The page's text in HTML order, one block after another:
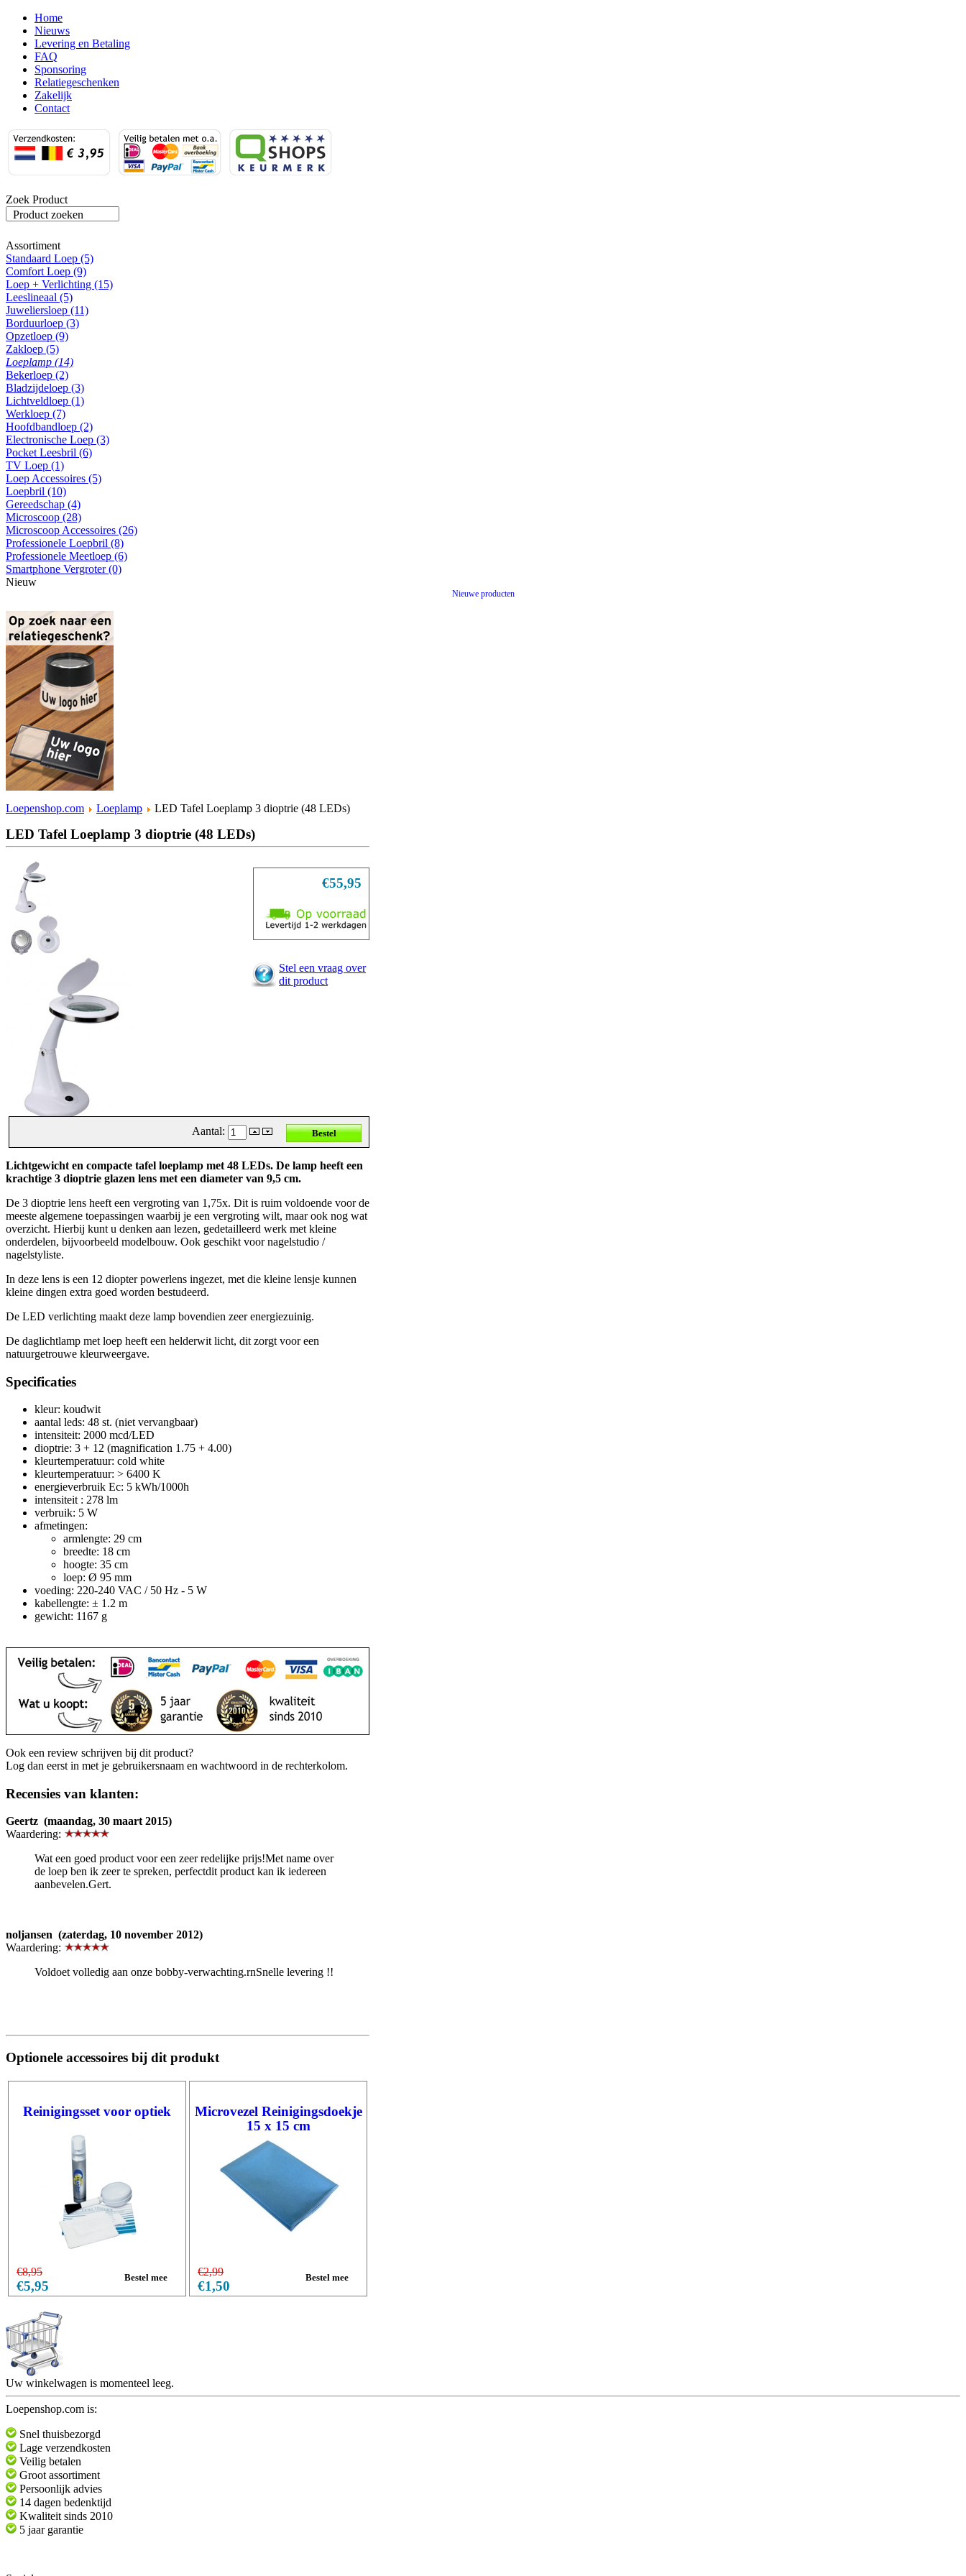
Home
Nieuws
Levering en Betaling
FAQ
Sponsoring
Relatiegeschenken
Zakelijk
Contact
Zoek Product
Product zoeken
Assortiment
Standaard Loep (5)
Comfort Loep (9)
Loep + Verlichting (15)
Leeslineaal (5)
Juweliersloep (11)
Borduurloep (3)
Opzetloep (9)
Zakloep (5)
Loeplamp (14)
Bekerloep (2)
Bladzijdeloep (3)
Lichtveldloep (1)
Werkloep (7)
Hoofdbandloep (2)
Electronische Loep (3)
Pocket Leesbril (6)
TV Loep (1)
Loep Accessoires (5)
Loepbril (10)
Gereedschap (4)
Microscoop (28)
Microscoop Accessoires (26)
Professionele Loepbril (8)
Professionele Meetloep (6)
Smartphone Vergroter (0)
Nieuw
Nieuwe producten
Loepenshop.com Loeplamp LED Tafel Loeplamp 3 dioptrie (48 LEDs)
LED Tafel Loeplamp 3 dioptrie (48 LEDs)
€55,95
Stel een vraag over
dit product
Aantal:
Lichtgewicht en compacte tafel loeplamp met 48 LEDs. De lamp heeft een
krachtige 3 dioptrie glazen lens met een diameter van 9,5 cm.
De 3 dioptrie lens heeft een vergroting van 1,75x. Dit is ruim voldoende voor de
meeste algemene toepassingen waarbij je een vergroting wilt, maar ook nog wat
overzicht. Hierbij kunt u denken aan lezen, gedetailleerd werk met kleine
onderdelen, bijvoorbeeld modelbouw. Ook geschikt voor nagelstudio /
nagelstyliste.
In deze lens is een 12 diopter powerlens ingezet, met die kleine lensje kunnen
kleine dingen extra goed worden bestudeerd.
De LED verlichting maakt deze lamp bovendien zeer energiezuinig.
De daglichtlamp met loep heeft een helderwit licht, dit zorgt voor een
natuurgetrouwe kleurweergave.
Specificaties
kleur: koudwit
aantal leds: 48 st. (niet vervangbaar)
intensiteit: 2000 mcd/LED
dioptrie: 3 + 12 (magnification 1.75 + 4.00)
kleurtemperatuur: cold white
kleurtemperatuur: > 6400 K
energieverbruik Ec: 5 kWh/1000h
intensiteit : 278 lm
verbruik: 5 W
afmetingen:
armlengte: 29 cm
breedte: 18 cm
hoogte: 35 cm
loep: Ø 95 mm
voeding: 220-240 VAC / 50 Hz - 5 W
kabellengte: ± 1.2 m
gewicht: 1167 g
Ook een review schrijven bij dit product?
Log dan eerst in met je gebruikersnaam en wachtwoord in de rechterkolom.
Recensies van klanten:
Geertz (maandag, 30 maart 2015)
Waardering:
Wat een goed product voor een zeer redelijke prijs!Met name over
de loep ben ik zeer te spreken, perfectdit product kan ik iedereen
aanbevelen.Gert.
noljansen (zaterdag, 10 november 2012)
Waardering:
Voldoet volledig aan onze bobby-verwachting.rnSnelle levering !!
Optionele accessoires bij dit produkt
Reinigingsset voor optiek
€8,95
€5,95
Microvezel Reinigingsdoekje
15 x 15 cm
€2,99
€1,50
Uw winkelwagen is momenteel leeg.
Loepenshop.com is:
Snel thuisbezorgd
Lage verzendkosten
Veilig betalen
Groot assortiment
Persoonlijk advies
14 dagen bedenktijd
Kwaliteit sinds 2010
5 jaar garantie